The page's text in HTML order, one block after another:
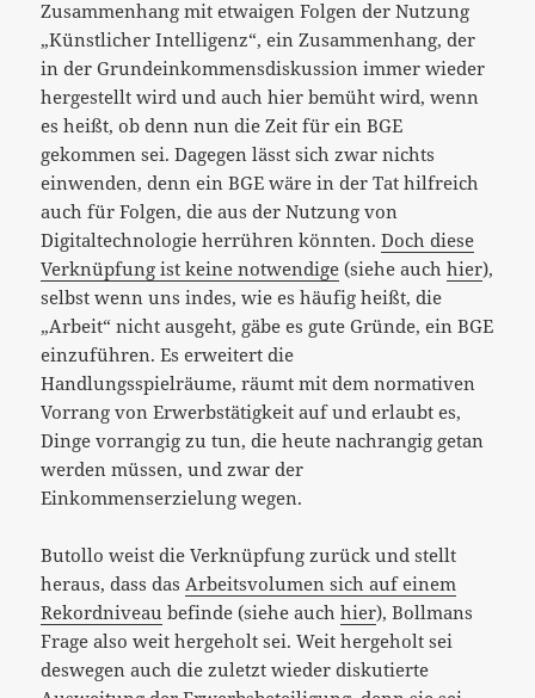
Zusammenhang mit etwaigen Folgen der Nutzung
„Künstlicher Intelligenz“, ein Zusammenhang, der
in der Grundeinkommensdiskussion immer wieder
hergestellt wird und auch hier bemüht wird, wenn
es heißt, ob denn nun die Zeit für ein BGE
gekommen sei. Dagegen lässt sich zwar nichts
einwenden, denn ein BGE wäre in der Tat hilfreich
auch für Folgen, die aus der Nutzung von
Digitaltechnologie herrühren könnten.Doch diese
Verknüpfung ist keine notwendige (siehe auchhier),
selbst wenn uns indes, wie es häufig heißt, die
„Arbeit“ nicht ausgeht, gäbe es gute Gründe, ein BGE
einzuführen. Es erweitert die
Handlungsspielräume, räumt mit dem normativen
Vorrang von Erwerbstätigkeit auf und erlaubt es,
Dinge vorrangig zu tun, die heute nachrangig getan
werden müssen, und zwar der
Einkommenserzielung wegen.
Butollo weist die Verknüpfung zurück und stellt
heraus, dass das Arbeitsvolumen sich auf einem
Rekordniveau befinde (siehe auchhier), Bollmans
Frage also weit hergeholt sei. Weit hergeholt sei
deswegen auch die zuletzt wieder diskutierte